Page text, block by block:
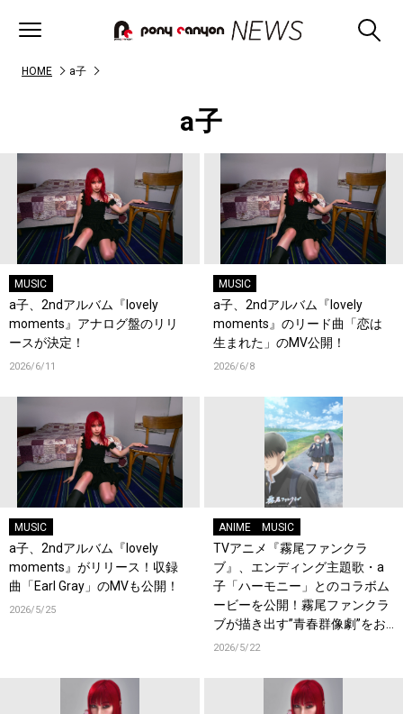
HOME a子
a子
MUSIC
a子、2ndアルバム『lovely
moments』アナログ盤のリリ
ースが決定！
2026/6/11
MUSIC
a子、2ndアルバム『lovely
moments』のリード曲「恋は
生まれた」のMV公開！
2026/6/8
MUSIC
a子、2ndアルバム『lovely
moments』がリリース！収録
曲「Earl Gray」のMVも公開！
2026/5/25
ANIME MUSIC
TVアニメ『霧尾ファンクラ
ブ』、エンディング主題歌・a
子「ハーモニー」とのコラボム
ービーを公開！霧尾ファンクラ
ブが描き出す”青春群像劇”をお
見逃しなく！
2026/5/22